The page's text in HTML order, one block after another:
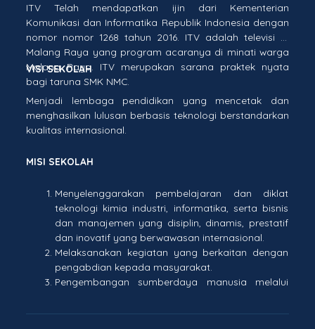
ITV Telah mendapatkan ijin dari Kementerian
Komunikasi dan Informatika Republik Indonesia dengan
nomor nomor 1268 tahun 2016. ITV adalah televisi di
Malang Raya yang program acaranya di minati warga
Malang Raya. ITV merupakan sarana praktek nyata
bagi taruna SMK NMC.
VISI SEKOLAH
Menjadi lembaga pendidikan yang mencetak dan
menghasilkan lulusan berbasis teknologi berstandarkan
kualitas internasional.
MISI SEKOLAH
Menyelenggarakan pembelajaran dan diklat
teknologi kimia industri, informatika, serta bisnis
dan manajemen yang disiplin, dinamis, prestatif
dan inovatif yang berwawasan internasional.
Melaksanakan kegiatan yang berkaitan dengan
pengabdian kepada masyarakat.
Pengembangan sumberdaya manusia melalui
berstandar internasional.